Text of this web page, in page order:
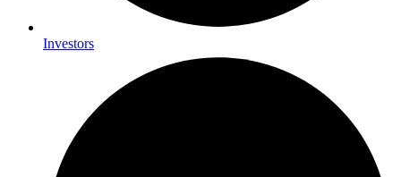
Investors